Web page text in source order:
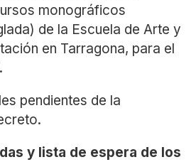
monográficos
de la Escuela de Arte y
en Tarragona, para el
pendientes de la
y lista de espera de los